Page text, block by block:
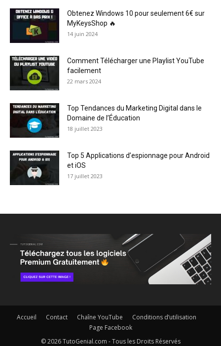
Obtenez Windows 10 pour seulement 6€ sur
MyKeysShop 🔥
14 juin 2024
Comment Télécharger une Playlist YouTube
facilement
22 mars 2024
Top Tendances du Marketing Digital dans le
Domaine de l’Éducation
18 juillet 2023
Top 5 Applications d’espionnage pour Android
et iOS
17 juillet 2023
Accueil Contact Chaîne YouTube
Conditions d’utilisation
Page Facebook
© 2026 TutoGenial.com - Tous les Droits Réservés